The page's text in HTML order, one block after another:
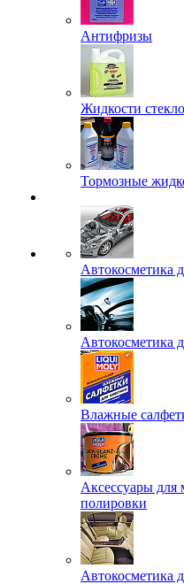
Антифризы
Жидкости
Тормозные
Автокосметика
Автокосметика
Влажные
Аксессуары для
полировки
Автокосметика